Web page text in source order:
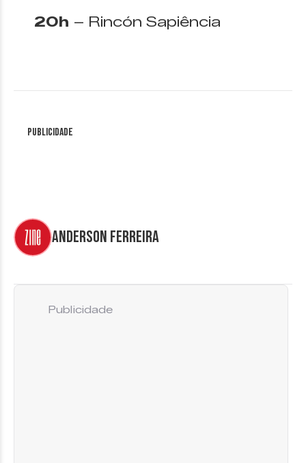
20h – Rincón Sapiência
Publicidade
Anderson Ferreira
Publicidade